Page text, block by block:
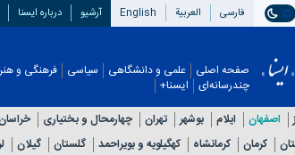
فارسی العربیة English آرشیو درباره ایسنا
صفحه اصلی علمی و دانشگاهی سیاسی فرهنگی و
اصفهان ایلام بوشهر تهران چهارمحال و بختیاری
کرمان کرمانشاه کهگیلویه و بویراحمد گلستان گیلان
چندرسانه‌ای ایسنا+